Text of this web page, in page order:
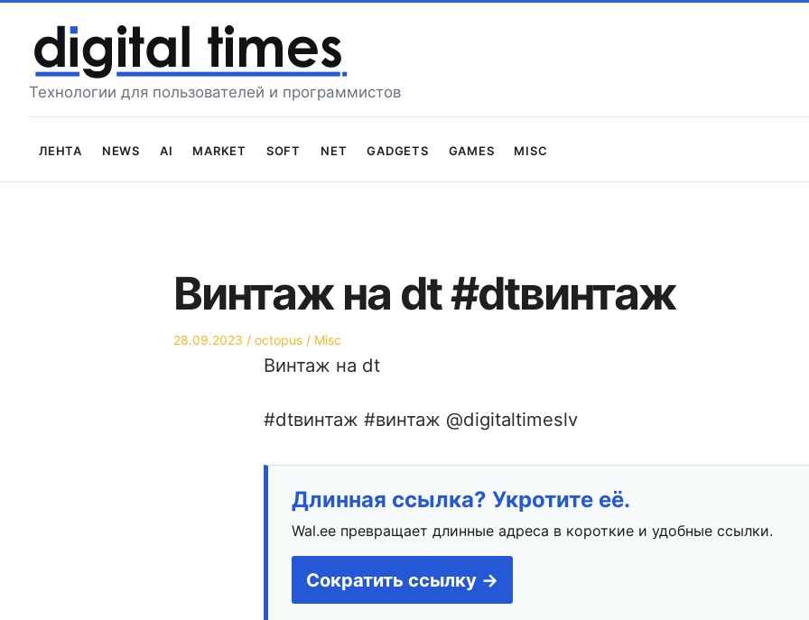
содержимому
Технологии для пользователей и программистов
Лента News AI Market Soft Net Gadgets Games Misc
Винтаж на dt #dtвинтаж
Опубликовано
28.09.2023 Автор
octopus
Опубликовано
Misc
Винтаж на dt
#dtвинтаж #винтаж @digitaltimeslv
Длинная ссылка? Укротите её.
Wal.ee превращает длинные адреса в короткие и удобные ссылки.
Сократить ссылку →